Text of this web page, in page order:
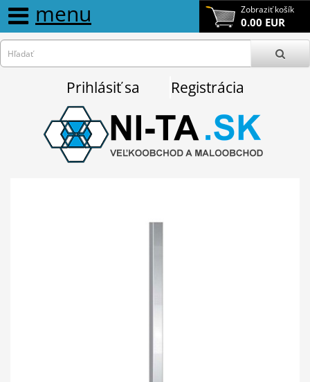
Zobraziť košík
0.00 EUR
menu
Prihlásiť sa Registrácia